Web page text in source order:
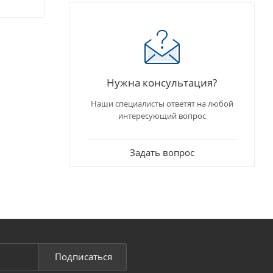
Нужна консультация?
Наши специалисты ответят на любой
интересующий вопрос
Задать вопрос
Подписаться